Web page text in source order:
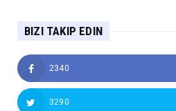
BIZI TAKIP EDIN
2340
3290